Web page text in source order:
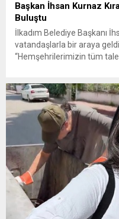
Başkan İhsan Kurnaz
Buluştu
İlkadım Belediye Başkanı
vatandaşlarla bir araya
“Hemşehrilerimizin tüm
sohbet eden, onların talep
Kurnaz, gelen taleplerin